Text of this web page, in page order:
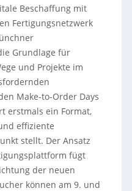
Beschaffung mit
Fertigungsnetzwerk
Grundlage für
und Projekte im
Make-to-Order Days
erstmals ein Format,
effiziente
stellt. Der Ansatz
fügt
der neuen
können am 9. und